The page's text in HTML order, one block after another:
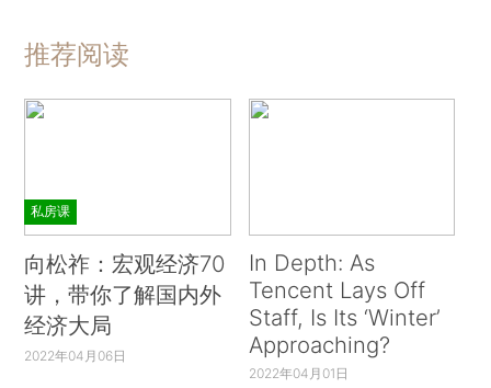
推荐阅读
私房课
向松祚：宏观经济70
讲，带你了解国内外
经济大局
2022年04月06日
In Depth: As
Tencent Lays Off
Staff, Is Its ‘Winter’
Approaching?
2022年04月01日